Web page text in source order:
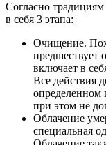
Согласно
в себя 3 этапа:
Очищение.
предшествует
включает в
Все действия
определенном
при этом не
Облачение
специальная